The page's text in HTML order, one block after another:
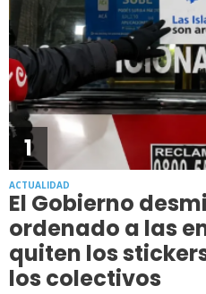
1
ACTUALIDAD
El Gobierno
ordenado a las
quiten los
los colectivos